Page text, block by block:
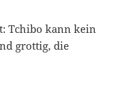
Tchibo kann kein
grottig, die